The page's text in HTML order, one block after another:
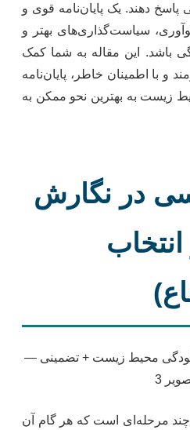
دهند. یک پایان‌نامه قوی و
سیاست‌گذاری‌های بهتر و
باشد. این مقاله به شما کمک
و با اطمینان خاطر، پایان‌نامه
زیست به بهترین نحو ممکن به
در نگارش
انتخاب
چند مرحله‌ای است که هر گام آن